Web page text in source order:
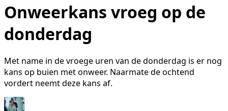
Onweerkans vroeg op de
donderdag
Met name in de vroege uren van de donderdag is er nog
kans op buien met onweer. Naarmate de ochtend
vordert neemt deze kans af.